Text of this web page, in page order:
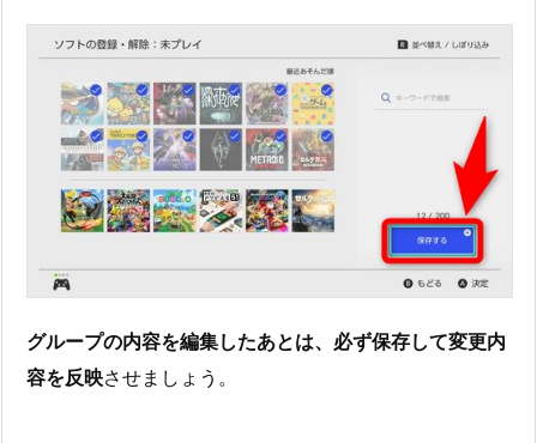
グループの内容を編集したあとは、必ず保存して変更内
容を反映させましょう。